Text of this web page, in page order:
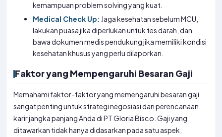
kemampuan problem solving yang kuat.
Medical Check Up: Jaga kesehatan sebelum MCU,
lakukan puasa jika diperlukan untuk tes darah, dan
bawa dokumen medis pendukung jika memiliki kondisi
kesehatan khusus yang perlu dilaporkan.
Faktor yang Mempengaruhi Besaran Gaji
Memahami faktor-faktor yang memengaruhi besaran gaji
sangat penting untuk strategi negosiasi dan perencanaan
karir jangka panjang Anda di PT Gloria Bisco. Gaji yang
ditawarkan tidak hanya didasarkan pada satu aspek,